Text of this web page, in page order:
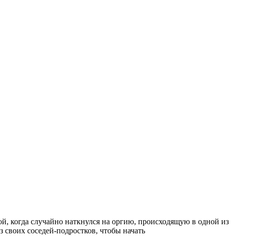
когда случайно наткнулся на оргию, происходящую в одной из
соседей-подростков, чтобы начать